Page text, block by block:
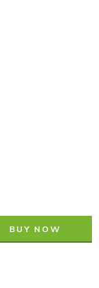
BUY NOW